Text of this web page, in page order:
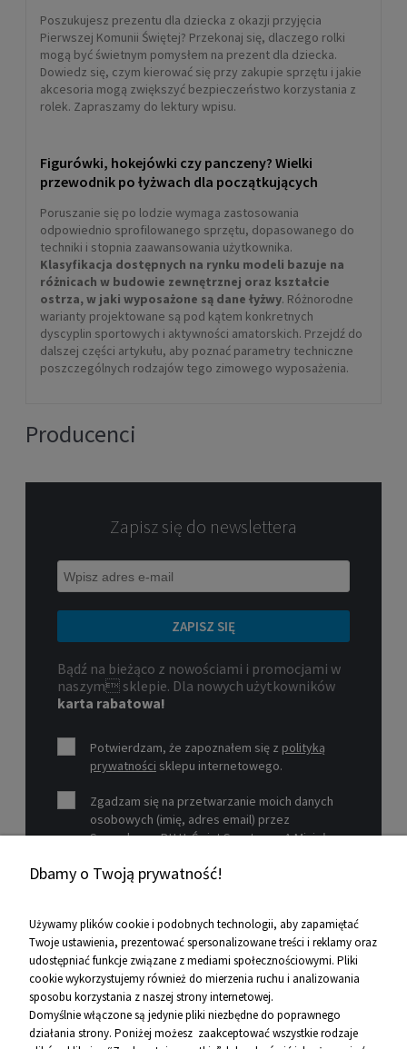
Poszukujesz prezentu dla dziecka z okazji przyjęcia
Pierwszej Komunii Świętej? Przekonaj się, dlaczego rolki
mogą być świetnym pomysłem na prezent dla dziecka.
Dowiedz się, czym kierować się przy zakupie sprzętu i jakie
akcesoria mogą zwiększyć bezpieczeństwo korzystania z
rolek. Zapraszamy do lektury wpisu.
Figurówki, hokejówki czy panczeny? Wielki
przewodnik po łyżwach dla początkujących
Poruszanie się po lodzie wymaga zastosowania
odpowiednio sprofilowanego sprzętu, dopasowanego do
techniki i stopnia zaawansowania użytkownika.
Klasyfikacja dostępnych na rynku modeli bazuje na
różnicach w budowie zewnętrznej oraz kształcie
ostrza, w jaki wyposażone są dane łyżwy. Różnorodne
warianty projektowane są pod kątem konkretnych
dyscyplin sportowych i aktywności amatorskich. Przejdź do
dalszej części artykułu, aby poznać parametry techniczne
poszczególnych rodzajów tego zimowego wyposażenia.
Producenci
Zapisz się do newslettera
ZAPISZ SIĘ
Bądź na bieżąco z nowościami i promocjami w
naszym sklepie. Dla nowych użytkowników
karta rabatowa!
Potwierdzam, że zapoznałem się z polityką
prywatności sklepu internetowego.
Zgadzam się na przetwarzanie moich danych
osobowych (imię, adres email) przez
Sprzedawcę P.H.U. Świat Sportu s.c. A.Mizioł,
19-26-977 w celu marketingowym.
Pomoc
Informacje
Dbamy o Twoją prywatność!
Używamy plików cookie i podobnych technologii, aby zapamiętać
Twoje ustawienia, prezentować spersonalizowane treści i reklamy oraz
udostępniać funkcje związane z mediami społecznościowymi. Pliki
cookie wykorzystujemy również do mierzenia ruchu i analizowania
sposobu korzystania z naszej strony internetowej.
Domyślnie włączone są jedynie pliki niezbędne do poprawnego
działania strony. Poniżej możesz zaakceptować wszystkie rodzaje